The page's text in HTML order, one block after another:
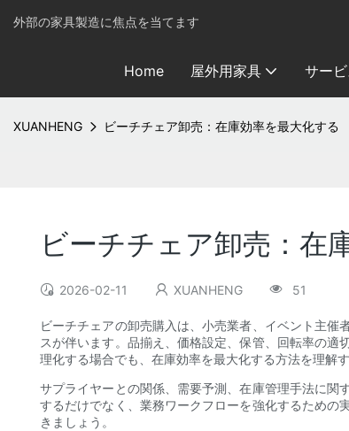
外部の家具製造に焦点を当てます
Home 屋外用家具 サービ
XUANHENG ビーチチェア卸売：在庫効率を最大化する
ビーチチェア卸売：在
2026-02-11 XUANHENG 51
ビーチチェアの卸売購入は、小売業者、イベント主
スが伴います。品揃え、価格設定、保管、回転率の
理化する場合でも、在庫効率を最大化する方法を理解
サプライヤーとの関係、需要予測、在庫管理手法に
するだけでなく、業務ワークフローを強化するための
きましょう。